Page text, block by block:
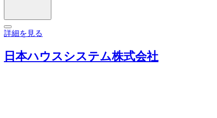
詳細を見る
日本ハウスシステム株式会社